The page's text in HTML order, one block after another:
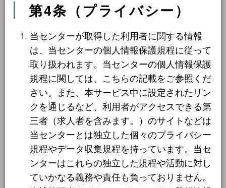
求人形態から探す
現金求人 53件
契約求人 62件
一般求人 49件
出張求人 1件
就業場所から探す
関西地方 155件
第4条（プライバシー）
当センターが取得した利用者に関する情報
は、当センターの個人情報保護規程に従って
取り扱われます。当センターの個人情報保護
規程に関しては、こちらの記載をご参照くだ
さい。また、本サービス中に設定されたリン
クを通じるなど、利用者がアクセスできる第
三者（求人者を含みます。）のサイトなどは
当センターとは独立した個々のプライバシー
規程やデータ収集規程を持っています。当セ
ンターはこれらの独立した規程や活動に対し
ていかなる義務や責任も負っておりません。